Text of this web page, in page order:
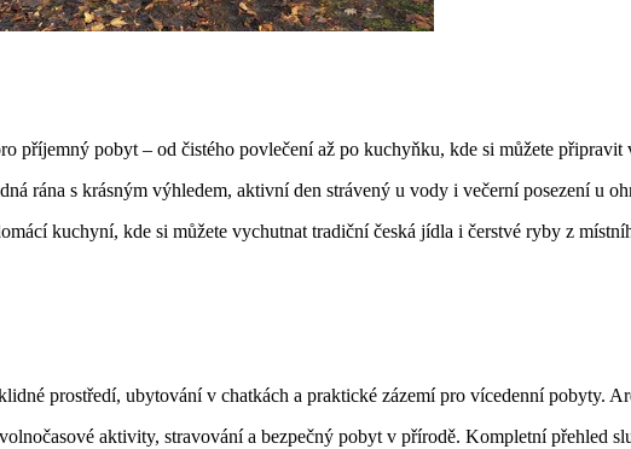
příjemný pobyt – od čistého povlečení až po kuchyňku, kde si můžete připravit
rána s krásným výhledem, aktivní den strávený u vody i večerní posezení u
kuchyní, kde si můžete vychutnat tradiční česká jídla i čerstvé ryby z
prostředí, ubytování v chatkách a praktické zázemí pro vícedenní pobyty.
aktivity, stravování a bezpečný pobyt v přírodě. Kompletní přehled